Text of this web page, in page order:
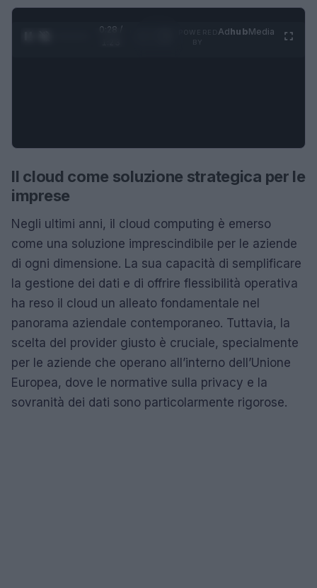
0:29 /
AdhubMedia
Il cloud come soluzione strategica per le
imprese
Negli ultimi anni, il cloud computing è emerso
come una soluzione imprescindibile per le aziende
di ogni dimensione. La sua capacità di semplificare
la gestione dei dati e di offrire flessibilità operativa
ha reso il cloud un alleato fondamentale nel
panorama aziendale contemporaneo. Tuttavia, la
scelta del provider giusto è cruciale, specialmente
per le aziende che operano all’interno dell’Unione
Europea, dove le normative sulla privacy e la
sovranità dei dati sono particolarmente rigorose.